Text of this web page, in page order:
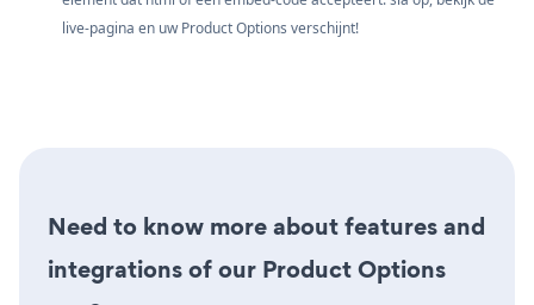
live-pagina en uw Product Options verschijnt!
Need to know more about features and
integrations of our Product Options